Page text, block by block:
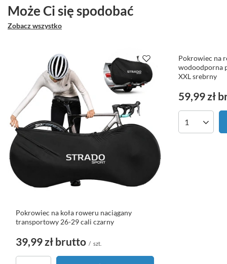
Może Ci się spodobać
Zobacz wszystko
Pokrowiec na koła roweru naciągany
transportowy 26-29 cali czarny
39,99 zł brutto / szt.
Pokrowiec na
wodoodporna
XXL srebrny
59,99 zł
Ilość